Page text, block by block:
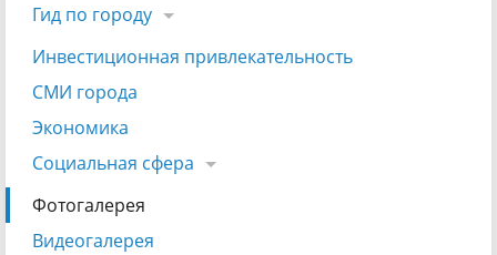
Гид по городу
Инвестиционная привлекательность
СМИ города
Экономика
Социальная сфера
Фотогалерея
Видеогалерея